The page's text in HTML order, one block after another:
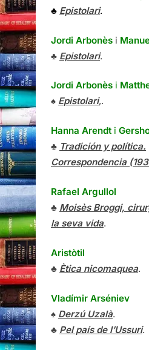
♣ Epistolari.
Jordi Arbonès i
♣ Epistolari.
Jordi Arbonès i
♠ Epistolari,.
Hanna Arendt i
♣ Tradición y política.
Correspondencia
Rafael Argullol
♣ Moisès Broggi,
la seva vida.
Aristòtil
♣ Ètica nicomaquea.
Vladímir Arséniev
♠ Derzú Uzalà.
♣ Pel país de l’Ussuri.